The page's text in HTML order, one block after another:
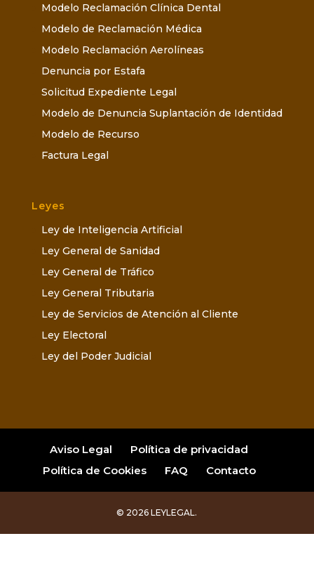
Modelo Reclamación Clínica Dental
Modelo de Reclamación Médica
Modelo Reclamación Aerolíneas
Denuncia por Estafa
Solicitud Expediente Legal
Modelo de Denuncia Suplantación de Identidad
Modelo de Recurso
Factura Legal
Leyes
Ley de Inteligencia Artificial
Ley General de Sanidad
Ley General de Tráfico
Ley General Tributaria
Ley de Servicios de Atención al Cliente
Ley Electoral
Ley del Poder Judicial
Aviso Legal
Política de privacidad
Política de Cookies
FAQ Contacto
© 2026 LEYLEGAL.